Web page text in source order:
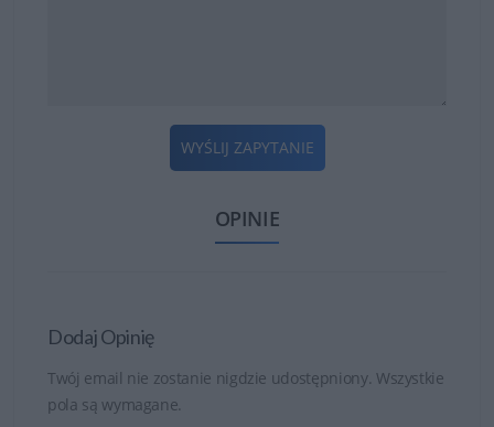
WYŚLIJ ZAPYTANIE
OPINIE
Dodaj Opinię
Twój email nie zostanie nigdzie udostępniony. Wszystkie
pola są wymagane.